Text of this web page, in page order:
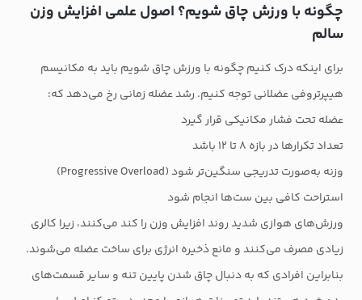
چگونه با ورزش چاق شویم؟ اصول علمی افزایش وزن
سالم
برای اینکه درک کنیم چگونه با ورزش چاق شویم باید به مکانیسم
هیپرتروفی عضلانی توجه کنیم. رشد عضله زمانی رخ می‌دهد که:
عضله تحت فشار مکانیکی قرار گیرد
تعداد تکرارها در بازه ۸ تا ۱۲ باشد
وزنه به‌صورت تدریجی سنگین‌تر شود (Progressive Overload)
استراحت کافی بین ست‌ها انجام شود
ورزش‌های هوازی شدید روند افزایش وزن را کند می‌کنند، زیرا کالری
زیادی مصرف می‌کنند و مانع ذخیره انرژی برای ساخت عضله می‌شوند.
بنابراین افرادی که به دنبال چاق شدن پایین تنه و سایر قسمت‌های